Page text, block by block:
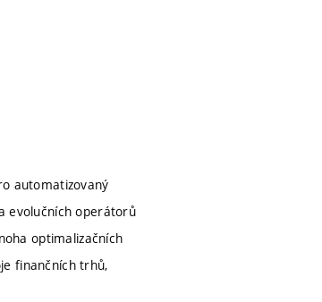
automatizovaný
evolučních operátorů
optimalizačních
finančních trhů,